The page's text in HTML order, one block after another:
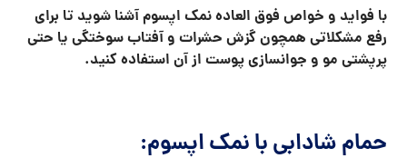
با فواید و خواص فوق العاده نمک اپسوم آشنا شوید تا برای
رفع مشکلاتی همچون گزش حشرات و آفتاب سوختگی یا حتی
پرپشتی مو و جوانسازی پوست از آن استفاده کنید.
حمام شادابی با نمک اپسوم: